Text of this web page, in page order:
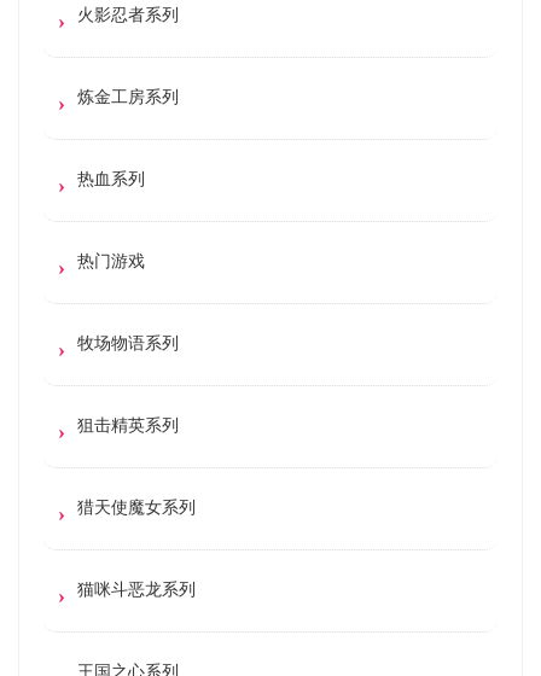
火影忍者系列
炼金工房系列
热血系列
热门游戏
牧场物语系列
狙击精英系列
猎天使魔女系列
猫咪斗恶龙系列
王国之心系列